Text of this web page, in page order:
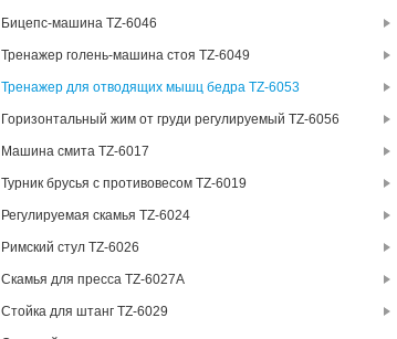
Бицепс-машина TZ-6046
Тренажер голень-машина стоя TZ-6049
Тренажер для отводящих мышц бедра TZ-6053
Горизонтальный жим от груди регулируемый TZ-6056
Машина смита TZ-6017
Турник брусья с противовесом TZ-6019
Регулируемая скамья TZ-6024
Римский стул TZ-6026
Скамья для пресса TZ-6027А
Стойка для штанг TZ-6029